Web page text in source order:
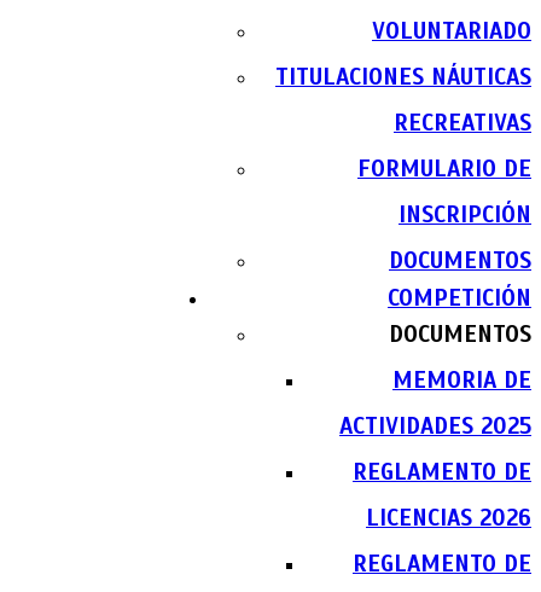
VOLUNTARIADO
TITULACIONES NÁUTICAS
RECREATIVAS
FORMULARIO DE
INSCRIPCIÓN
DOCUMENTOS
COMPETICIÓN
DOCUMENTOS
MEMORIA DE
ACTIVIDADES 2025
REGLAMENTO DE
LICENCIAS 2026
REGLAMENTO DE